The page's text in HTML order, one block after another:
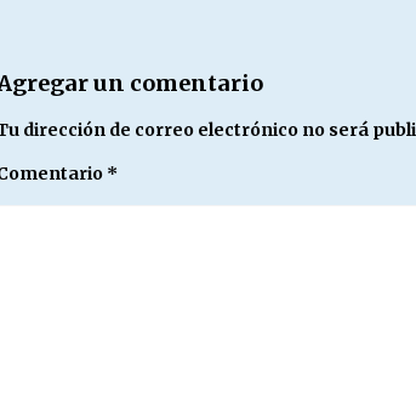
un comentario
dirección de correo electrónico no será
*